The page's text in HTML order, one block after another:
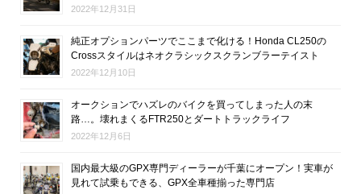
2022年12月31日
純正オプションパーツでここまで化ける！Honda CL250の
Crossスタイルはネオクラシックスクランブラーテイスト
2022年12月10日
オークションでハズレのバイクを買ってしまった人の末
路…。壊れまくるFTR250とダートトラックライフ
2022年12月6日
国内最大級のGPX専門ディーラーが千葉にオープン！実車が
見れて試乗もできる、GPX全車種揃った専門店